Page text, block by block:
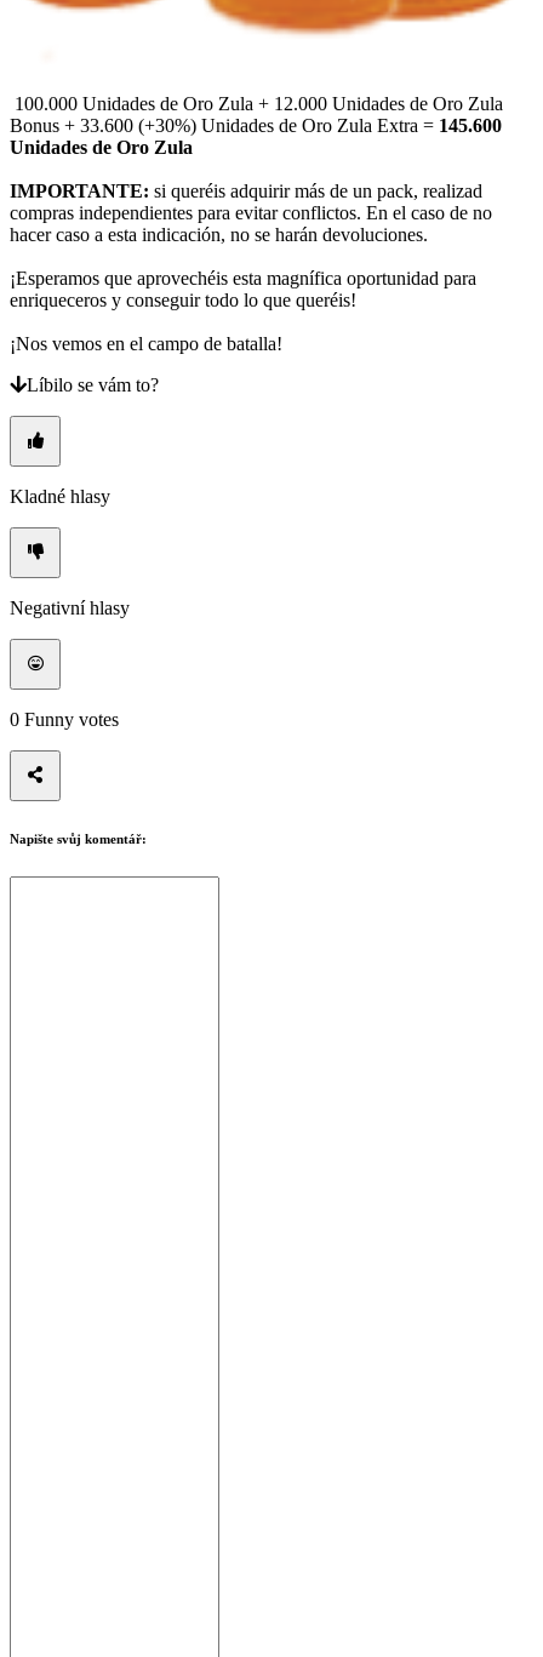
100.000 Unidades de Oro Zula + 12.000 Unidades de Oro Zula
Bonus + 33.600 (+30%) Unidades de Oro Zula Extra = 145.600
Unidades de Oro Zula
IMPORTANTE: si queréis adquirir más de un pack, realizad
compras independientes para evitar conflictos. En el caso de no
hacer caso a esta indicación, no se harán devoluciones.
¡Esperamos que aprovechéis esta magnífica oportunidad para
enriqueceros y conseguir todo lo que queréis!
¡Nos vemos en el campo de batalla!
Líbilo se vám to?
Kladné hlasy
Negativní hlasy
0 Funny votes
Napište svůj komentář: